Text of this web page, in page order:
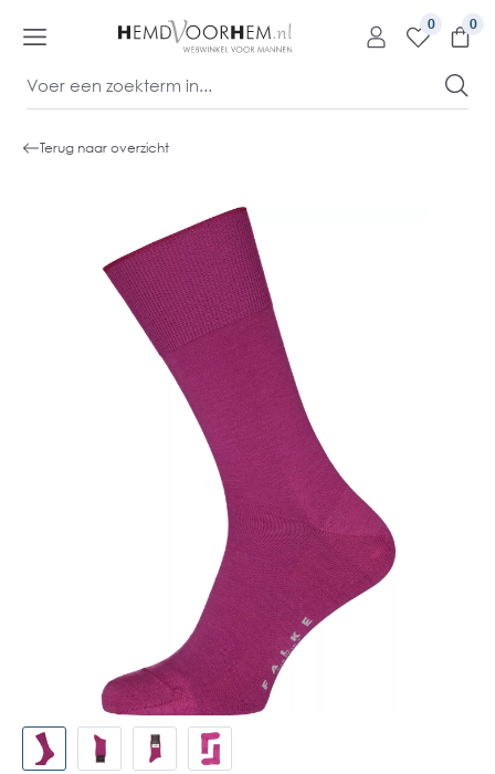
0
Terug naar overzicht